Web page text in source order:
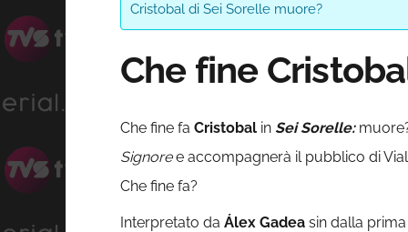
Cristobal di Sei Sorelle muore?
Che fine
Che fine fa Cristobal in Sei Sorelle:
Signoree accompagnerà il pubblico di
Che fine fa?
Interpretato da Álex Gadea sin dalla